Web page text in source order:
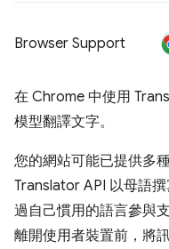
Browser Support
在 Chrome 中使用
模型翻譯文字。
您的網站可能已提供多
Translator API 以母語
過自己慣用的語言參與
離開使用者裝置前，將